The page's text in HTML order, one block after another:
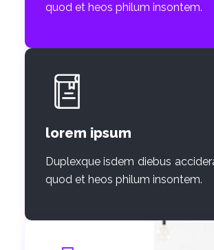
quod et heos philum insontem.
lorem ipsum
Duplexque isdem diebus
quod et heos philum insontem.